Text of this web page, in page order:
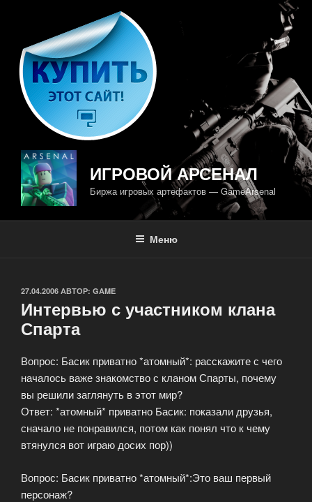
содержимому
ИГРОВОЙ АРСЕНАЛ
Биржа игровых артефактов — GameArsenal
Меню
ОПУБЛИКОВАНО
27.04.2006 АВТОР: GAME
Интервью с участником клана
Спарта
Вопрос: Басик приватно *атомный*: расскажите с чего
началось важе знакомство с кланом Спарты, почему
вы решили заглянуть в этот мир?
Ответ: *атомный* приватно Басик: показали друзья,
сначало не понравился, потом как понял что к чему
втянулся вот играю досих пор))
Вопрос: Басик приватно *атомный*:Это ваш первый
персонаж?